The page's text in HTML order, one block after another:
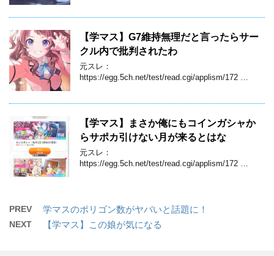
【学マス】G7維持無理だと言ったらサー
クル内で批判されたわ
元スレ：
https://egg.5ch.net/test/read.cgi/applism/172 …
【学マス】まさか俺にもコインガシャか
らサポカ引けない月が来るとはな
元スレ：
https://egg.5ch.net/test/read.cgi/applism/172 …
PREV 学マスのポリゴン数がヤバいと話題に！
NEXT 【学マス】この娘が気になる